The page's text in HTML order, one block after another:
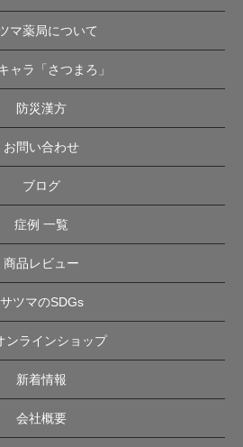
マ薬局について
ャラ「さつまろ」
防災漢方
お問い合わせ
ブログ
症例 一覧
商品レビュー
サツマのSDGs
ンラインショップ
新着情報
会社概要